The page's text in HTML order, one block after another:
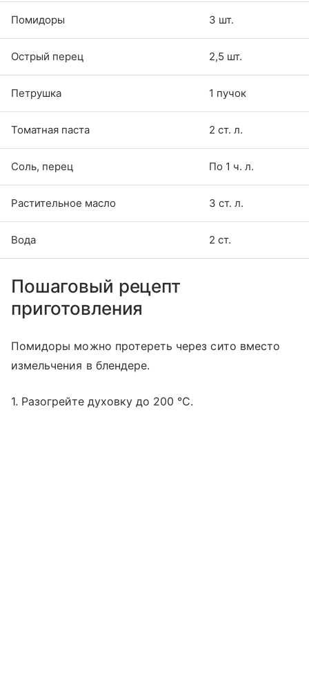
Помидоры 3 шт.
Острый перец 2,5 шт.
Петрушка 1 пучок
Томатная паста 2 ст. л.
Соль, перец По 1 ч. л.
Растительное масло 3 ст. л.
Вода 2 ст.
Пошаговый рецепт
приготовления
Помидоры можно протереть через сито вместо
измельчения в блендере.
1. Разогрейте духовку до 200 °C.